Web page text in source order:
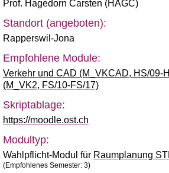
Prof. Hagedorn Carsten (HAGC)
Standort (angeboten):
Rapperswil-Jona
Empfohlene Module:
Verkehr und CAD (M_VKCAD, HS/09-
(M_VK2, FS/10-FS/17)
Skriptablage:
https://moodle.ost.ch
Modultyp:
Wahlpflicht-Modul für Raumplanung
(Empfohlenes Semester: 3)